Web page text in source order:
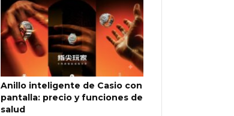
Anillo inteligente de Casio con
pantalla: precio y funciones de
salud